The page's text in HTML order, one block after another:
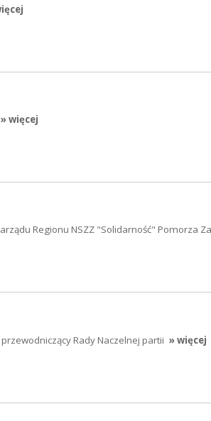
» więcej
Regionu NSZZ "Solidarność" Pomorza
Rady Naczelnej partii » więcej